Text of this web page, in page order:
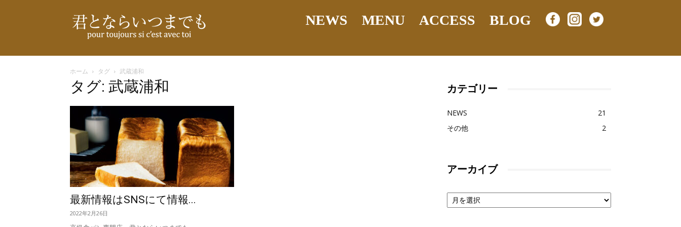
ら
い
NEWS MENU ACCESS BLOG
ホーム タグ 武蔵浦和
タグ: 武蔵浦和
最新情報はSNSにて情報...
2022年2月26日
カテゴリー
NEWS
21
その他
2
アーカイブ
ア
ー